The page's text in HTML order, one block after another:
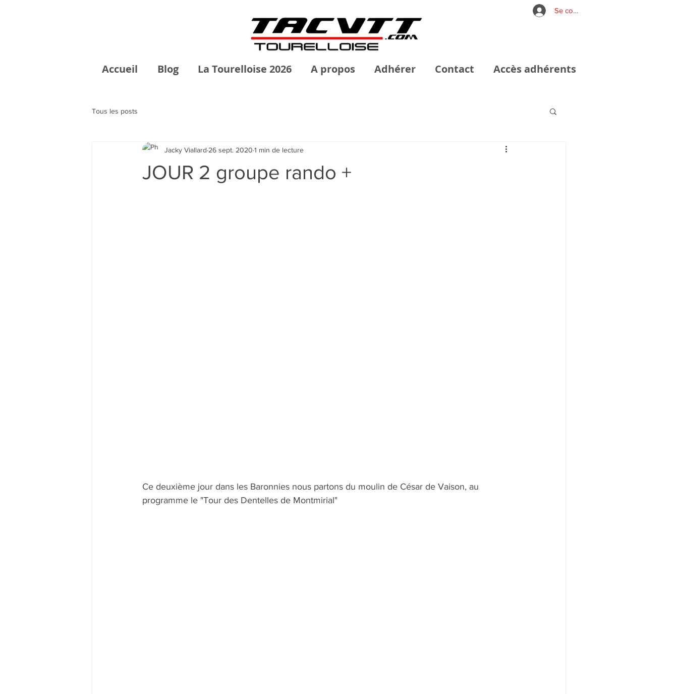
Se connecter
Accueil Blog La Tourelloise 2026 A propos Adhérer Contact Accès adhérents
Tous les posts
JOUR 2 groupe rando +
Jacky Viallard 26 sept. 2020 1 min de lecture
Ce deuxième jour dans les Baronnies nous partons du moulin de César de Vaison, au
programme le "Tour des Dentelles de Montmirial"